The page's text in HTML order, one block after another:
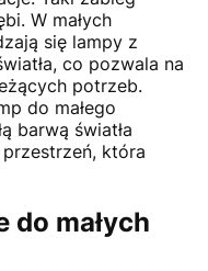
W małych
się lampy z
co pozwala na
potrzeb.
do małego
barwą światła
która
do małych